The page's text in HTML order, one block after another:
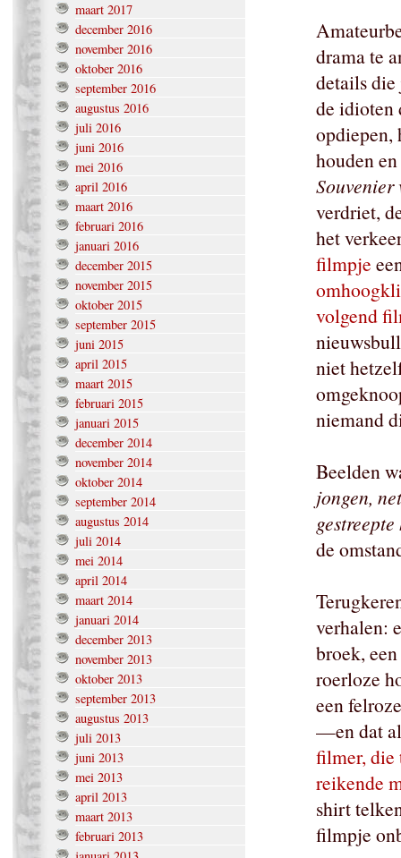
maart 2017
december 2016
november 2016
oktober 2016
september 2016
augustus 2016
juli 2016
juni 2016
mei 2016
april 2016
maart 2016
februari 2016
januari 2016
december 2015
november 2015
oktober 2015
september 2015
juni 2015
april 2015
maart 2015
februari 2015
januari 2015
december 2014
november 2014
oktober 2014
september 2014
augustus 2014
juli 2014
mei 2014
april 2014
maart 2014
januari 2014
december 2013
november 2013
oktober 2013
september 2013
augustus 2013
juli 2013
juni 2013
mei 2013
april 2013
maart 2013
februari 2013
drama te
details
de idioten
opdiepen,
houden
Souvenier
verdriet,
het
filmpje
volgend
niet
niemand
Beelden
jongen,
de
verhalen:
broek,
roerloze
een
—en dat
filmer, die
reikende
shirt
filmpje